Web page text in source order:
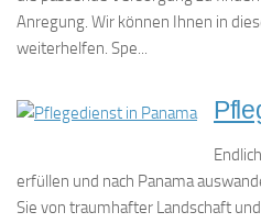
Anregung. Wir können Ihnen in
weiterhelfen. Spe...
erfüllen und nach Panama
Sie von traumhafter Landschaft